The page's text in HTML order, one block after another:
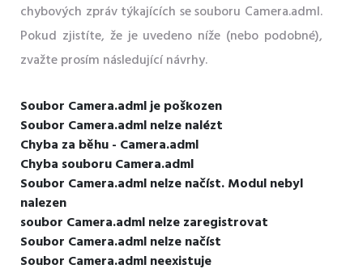
chybových zpráv týkajících se souboru Camera.adml.
Pokud zjistíte, že je uvedeno níže (nebo podobné),
zvažte prosím následující návrhy.
Soubor Camera.adml je poškozen
Soubor Camera.adml nelze nalézt
Chyba za běhu - Camera.adml
Chyba souboru Camera.adml
Soubor Camera.adml nelze načíst. Modul nebyl
nalezen
soubor Camera.adml nelze zaregistrovat
Soubor Camera.adml nelze načíst
Soubor Camera.adml neexistuje